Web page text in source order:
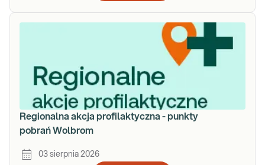
Regionalna akcja profilaktyczna - punkty
pobrań Wolbrom
03 sierpnia 2026